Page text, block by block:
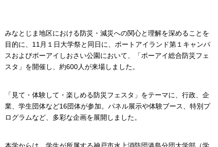
みなとじま地区における防災・減災への関心と理解を深めることを
目的に、11月１日大学祭と同日に、ポートアイランド第１キャンパ
スおよびポーアイしおさい公園において、「ポーアイ総合防災フェ
スタ」を開催し、約600人が来場しました。
「見て・体験して・楽しめる防災フェスタ」をテーマに、行政、企
業、学生団体など16団体が参加。パネル展示や体験ブース、特別プ
ログラムなど、多彩な企画を展開しました。
本学からは、学生が所属する神戸市水上消防団港島分団大学部（学